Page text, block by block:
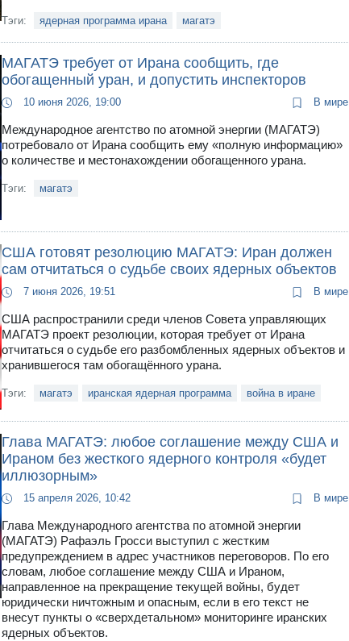
Тэги: ядерная программа ирана магатэ
МАГАТЭ требует от Ирана сообщить, где
обогащенный уран, и допустить инспекторов
10 июня 2026, 19:00 В мире
Международное агентство по атомной энергии (МАГАТЭ)
потребовало от Ирана сообщить ему «полную информацию»
о количестве и местонахождении обогащенного урана.
Тэги: магатэ
США готовят резолюцию МАГАТЭ: Иран должен
сам отчитаться о судьбе своих ядерных объектов
7 июня 2026, 19:51 В мире
США распространили среди членов Совета управляющих
МАГАТЭ проект резолюции, которая требует от Ирана
отчитаться о судьбе его разбомбленных ядерных объектов и
хранившегося там обогащённого урана.
Тэги: магатэ иранская ядерная программа война в иране
Глава МАГАТЭ: любое соглашение между США и
Ираном без жесткого ядерного контроля «будет
иллюзорным»
15 апреля 2026, 10:42 В мире
Глава Международного агентства по атомной энергии
(МАГАТЭ) Рафаэль Гросси выступил с жестким
предупреждением в адрес участников переговоров. По его
словам, любое соглашение между США и Ираном,
направленное на прекращение текущей войны, будет
юридически ничтожным и опасным, если в его текст не
внесут пункты о «сверхдетальном» мониторинге иранских
ядерных объектов.